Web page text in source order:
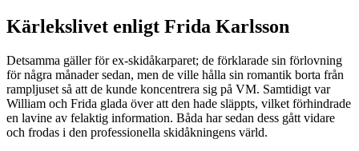
Kärlekslivet enligt Frida Karlsson
Detsamma gäller för ex-skidåkarparet; de förklarade sin förlovning
för några månader sedan, men de ville hålla sin romantik borta från
rampljuset så att de kunde koncentrera sig på VM. Samtidigt var
William och Frida glada över att den hade släppts, vilket förhindrade
en lavine av felaktig information. Båda har sedan dess gått vidare
och frodas i den professionella skidåkningens värld.